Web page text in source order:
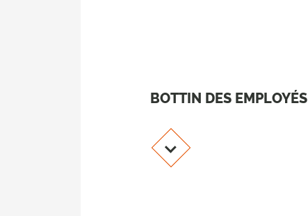
BOTTIN DES EMPLOYÉS